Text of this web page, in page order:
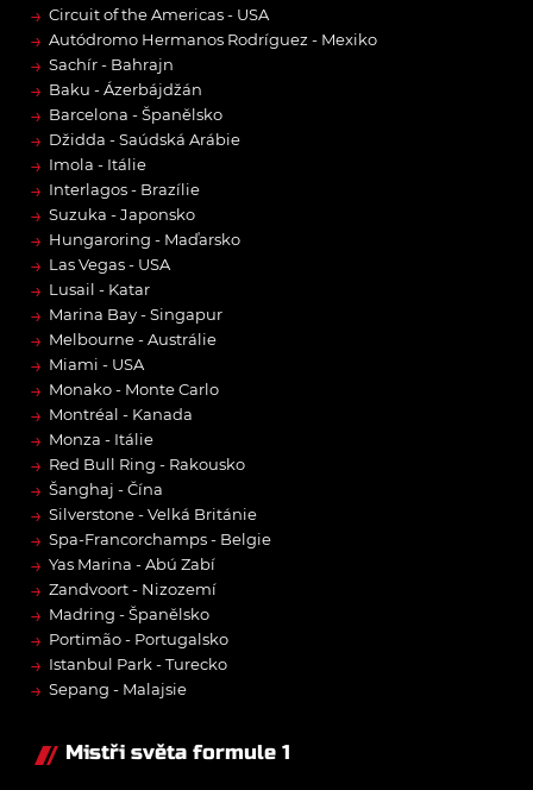
→ Circuit of the Americas - USA
→ Autódromo Hermanos Rodríguez - Mexiko
→ Sachír - Bahrajn
→ Baku - Ázerbájdžán
→ Barcelona - Španělsko
→ Džidda - Saúdská Arábie
→ Imola - Itálie
→ Interlagos - Brazílie
→ Suzuka - Japonsko
→ Hungaroring - Maďarsko
→ Las Vegas - USA
→ Lusail - Katar
→ Marina Bay - Singapur
→ Melbourne - Austrálie
→ Miami - USA
→ Monako - Monte Carlo
→ Montréal - Kanada
→ Monza - Itálie
→ Red Bull Ring - Rakousko
→ Šanghaj - Čína
→ Silverstone - Velká Británie
→ Spa-Francorchamps - Belgie
→ Yas Marina - Abú Zabí
→ Zandvoort - Nizozemí
→ Madring - Španělsko
→ Portimão - Portugalsko
→ Istanbul Park - Turecko
→ Sepang - Malajsie
Mistři světa formule 1